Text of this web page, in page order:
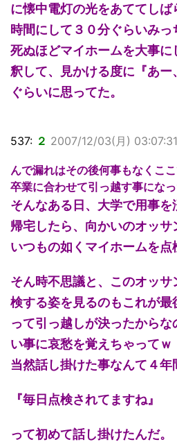
に懐中電灯の光をあててしば
時間にして３０分ぐらいみっ
死ぬほどマイホームを大事
釈して、見かける度に『あー
ぐらいに思ってた。
537: ２ 2007/12/03(月)
んで漏れはその後何事もなくこ
卒業に合わせて引っ越す事になっ
そんなある日、大学で用事
帰宅したら、向かいのオッサ
いつもの如くマイホームを点
そん時不思議と、このオッ
検する姿を見るのもこれが最
って引っ越しが決ったから
い事に哀愁を覚えちゃってｗ
当然話し掛けた事なんて４年
『毎日点検されてますね』
って初めて話し掛けたんだ。